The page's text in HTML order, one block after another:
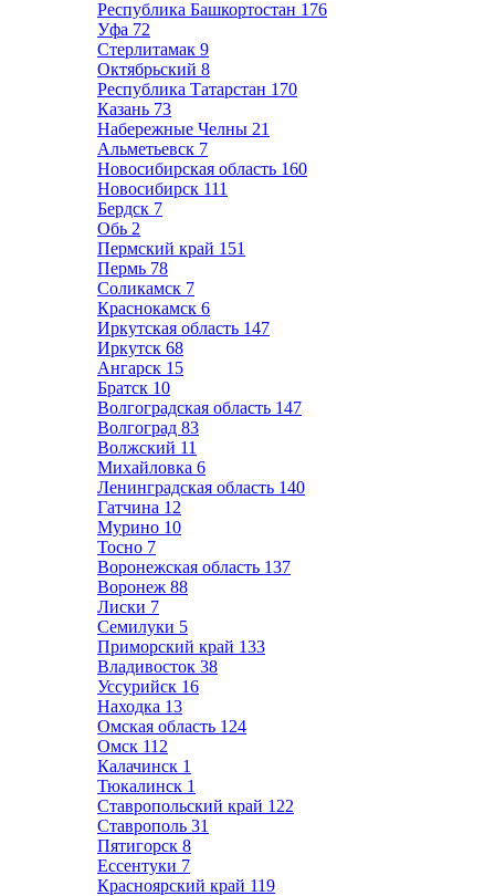
Республика Башкортостан 176
Уфа 72
Стерлитамак 9
Октябрьский 8
Республика Татарстан 170
Казань 73
Набережные Челны 21
Альметьевск 7
Новосибирская область 160
Новосибирск 111
Бердск 7
Обь 2
Пермский край 151
Пермь 78
Соликамск 7
Краснокамск 6
Иркутская область 147
Иркутск 68
Ангарск 15
Братск 10
Волгоградская область 147
Волгоград 83
Волжский 11
Михайловка 6
Ленинградская область 140
Гатчина 12
Мурино 10
Тосно 7
Воронежская область 137
Воронеж 88
Лиски 7
Семилуки 5
Приморский край 133
Владивосток 38
Уссурийск 16
Находка 13
Омская область 124
Омск 112
Калачинск 1
Тюкалинск 1
Ставропольский край 122
Ставрополь 31
Пятигорск 8
Ессентуки 7
Красноярский край 119